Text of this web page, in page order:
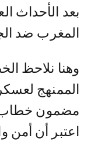
بعد الأحداث
المغرب ضد
وهنا نلاحظ
الممنهج
اعتبر أن أمن